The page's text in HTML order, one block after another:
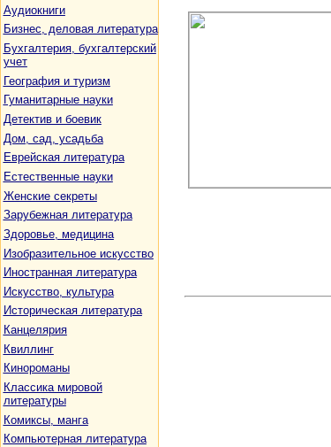
Аудиокниги
Бизнес, деловая литература
Бухгалтерия, бухгалтерский
учет
География и туризм
Гуманитарные науки
Детектив и боевик
Дом, сад, усадьба
Еврейская литература
Естественные науки
Женские секреты
Зарубежная литература
Здоровье, медицина
Изобразительное искусство
Иностранная литература
Искусство, культура
Историческая литература
Канцелярия
Квиллинг
Кинороманы
Классика мировой
литературы
Комиксы, манга
Компьютерная литература